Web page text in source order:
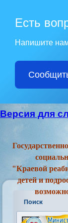
Есть
Напишите
Версия для
"Краевой
детей и
Поиск